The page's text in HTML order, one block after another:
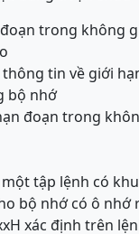
trong không
tin về giới
bộ nhớ
đoạn trong
tập lệnh có
bộ nhớ có ô nhớ
xác định trên